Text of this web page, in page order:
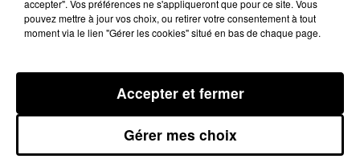
18H00
Podcasts infos de l'Ariège
accepter". Vos préférences ne s'appliqueront que pour ce site. Vous
pouvez mettre à jour vos choix, ou retirer votre consentement à tout
moment via le lien "Gérer les cookies" situé en bas de chaque page.
Gérer mes choix
Accepter et fermer